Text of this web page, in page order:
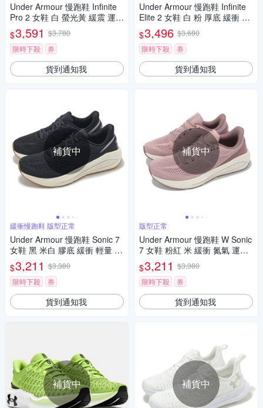
Under Armour 慢跑鞋 Infinite
Pro 2 女鞋 白 螢光黃 緩震 運動
鞋 UA 3028177102
$3,591 $3,780
限時下殺
券
貨到通知我
補貨中
緩衝慢跑鞋 版型正常
Under Armour 慢跑鞋 Sonic 7
女鞋 黑 米白 膠底 緩衝 輕量 運
動鞋 UA 3028003001
$3,211 $3,380
限時下殺
券
貨到通知我
補貨中
Under Armour 慢跑鞋 Infinite
Elite 2 女鞋 白 粉 厚底 緩衝 輕
量 運動鞋 UA 3028178101
$3,496 $3,680
限時下殺
券
貨到通知我
補貨中
版型正常
Under Armour 慢跑鞋 W Sonic
7 女鞋 粉紅 米 緩衝 氮氣 運動
鞋 UA 3028003673
$3,211 $3,380
限時下殺
券
貨到通知我
補貨中